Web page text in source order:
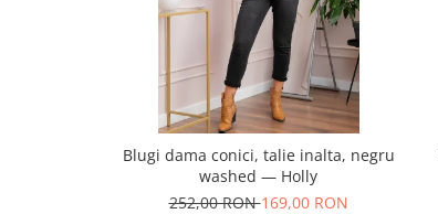
Blugi dama conici, talie inalta, negru
washed — Holly
252,00 RON169,00 RON